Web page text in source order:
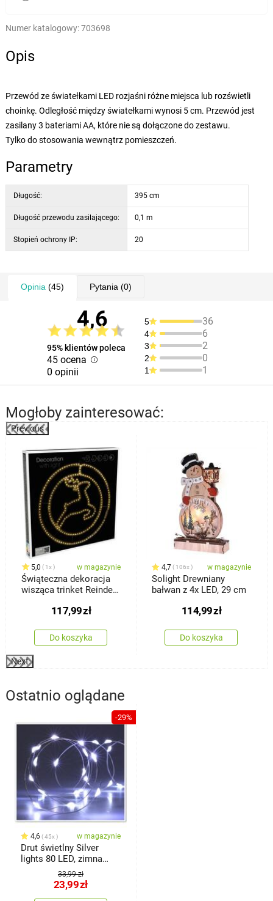
Numer katalogowy:703698
Opis
Przewód ze światełkami LED rozjaśni różne miejsca lub rozświetli
choinkę. Odległość między światełkami wynosi 5 cm. Przewód jest
zasilany 3 bateriami AA, które nie są dołączone do zestawu.
Tylko do stosowania wewnątrz pomieszczeń.
Parametry
Długość: 395 cm
Długość przewodu zasilającego: 0,1 m
Stopień ochrony IP: 20
Opinia (45) Pytania (0)
4,6
95% klientów poleca
45 ocena
0 opinii
5 36
4 6
3 2
2 0
1 1
Mogłoby zainteresować:
Previous
5,0 1x w magazynie
Świąteczna dekoracja
wisząca trinket Reindeer
117,99zł
Do koszyka
4,7 106x w magazynie
Solight Drewniany
bałwan z 4x LED, 29 cm
114,99zł
Do koszyka
Next
Ostatnio oglądane
-29%
4,6 45x w magazynie
Drut świetlny Silver
lights 80 LED, zimna
biała, 395 cm
33,99 zł
23,99zł